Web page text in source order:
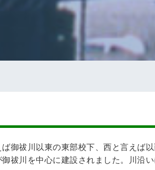
御祓川以東の東部校下、西と言えば以
祓川を中心に建設されました。川沿